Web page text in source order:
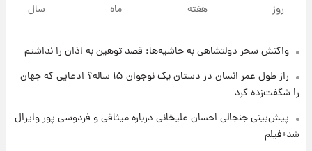
شد
۱ روز پیش
شاهین، کوییک، اطلس، سهند و ساینا با اقساط
۱ روز پیش
روز هفته ماه سال
واکنش سحر دولتشاهی به حاشیه‌ها: قصد توهین به اذان را نداشتم
راز طول عمر انسان در دستان یک نوجوان ۱۵ ساله؟ ادعایی که جهان
را شگفت‌زده کرد
پیش‌بینی جنجالی احسان علیخانی درباره میثاقی و فردوسی پور وایرال
شد+فیلم